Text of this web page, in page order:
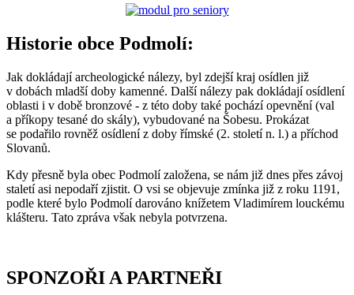
Historie obce Podmolí:
Jak dokládají archeologické nálezy, byl zdejší kraj osídlen již
v dobách mladší doby kamenné. Další nálezy pak dokládají osídlení
oblasti i v době bronzové - z této doby také pochází opevnění (val
a příkopy tesané do skály), vybudované na Šobesu. Prokázat
se podařilo rovněž osídlení z doby římské (2. století n. l.) a příchod
Slovanů.
Kdy přesně byla obec Podmolí založena, se nám již dnes přes závoj
staletí asi nepodaří zjistit. O vsi se objevuje zmínka již z roku 1191,
podle které bylo Podmolí darováno knížetem Vladimírem louckému
klášteru. Tato zpráva však nebyla potvrzena.
SPONZOŘI A PARTNEŘI